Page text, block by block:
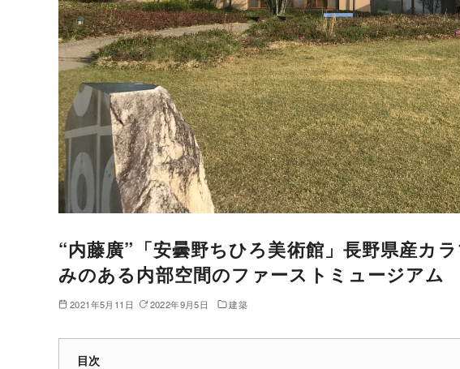
“内藤廣”「安曇野ちひろ美術館」長野県産カ
みのある内部空間のファーストミュージアム
2021年5月11日 2022年9月5日 建築
目次